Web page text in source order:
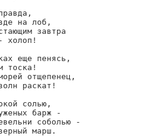
на лоб,
завтра
холоп!
еще пенясь,
тоска!
отщепенец,
раскат!
солью,
барж -
соболью -
марш.